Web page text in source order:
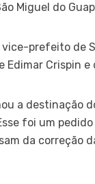
Miguel do
prefeito de
Edimar Crispin
a destinação
foi um
da correção